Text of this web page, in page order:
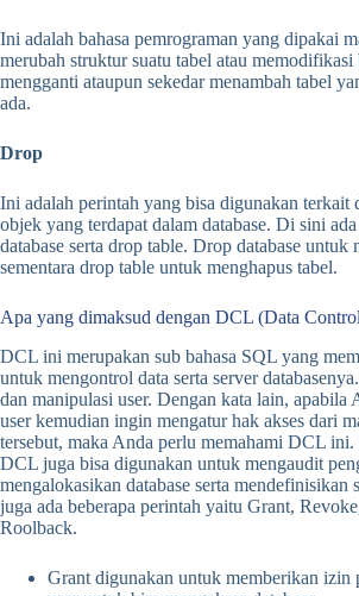
Ini adalah bahasa pemrograman yang dipakai
merubah struktur suatu tabel atau
mengganti ataupun sekedar menambah tabel
ada.
Drop
Ini adalah perintah yang bisa digunakan terkait
objek yang terdapat dalam database. Di sini
database serta drop table. Drop database untuk
sementara drop table untuk menghapus tabel.
Apa yang dimaksud dengan DCL (Data
DCL ini merupakan sub bahasa SQL yang
untuk mengontrol data serta server
dan manipulasi user. Dengan kata lain, apabila
user kemudian ingin mengatur hak akses dari
tersebut, maka Anda perlu memahami DCL ini.
DCL juga bisa digunakan untuk mengaudit
mengalokasikan database serta
juga ada beberapa perintah yaitu Grant,
Roolback.
Grant digunakan untuk memberikan izin